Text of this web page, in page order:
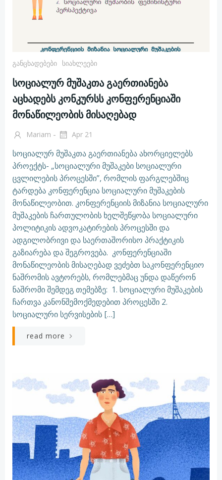
Განცხადებები Სიახლეები
სოციალურ მუშაკთა გაერთიანება
აცხადებს კონკურსს კონფერენციაში
მონაწილეობის მისაღებად
Mariam - Apr 21
სოციალურ მუშაკთა გაერთიანება ახორციელებს
პროექტს- „სოციალური მუშაკები სოციალური
ცვლილების პროცესში”, რომლის ფარგლებშიც
ტარდება კონფერენცია სოციალური მუშაკების
მონაწილეობით. კონფერენციის მიზანია სოციალური
მუშაკების ჩართულობის ხელშეწყობა სოციალური
პოლიტიკის ადვოკატირების პროცესში და
ადგილობრივი და საერთაშორისო პრაქტიკის
გაზიარება და შეგროვება. კონფერენციაში
მონაწილეობის მისაღებად ვეძებთ საკონფერენციო
ნაშრომის ავტორებს, რომლებმაც უნდა დაწერონ
ნაშრომი შემდეგ თემებზე: 1. სოციალური მუშაკების
ჩართვა კანონშემოქმედებით პროცესში 2.
სოციალური სერვისების […]
read more